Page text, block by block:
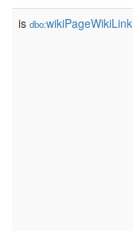
is dbo:wikiPageWikiLink